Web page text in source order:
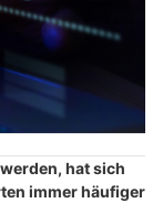
hat sich
immer häufiger